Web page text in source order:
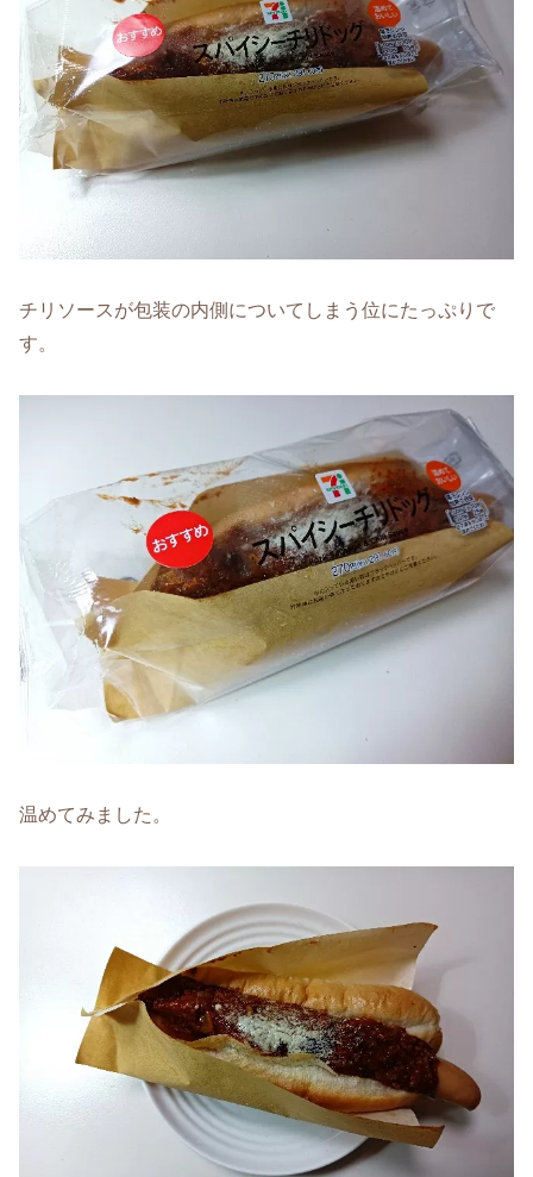
チリソースが包装の内側についてしまう位にたっぷりで
す。
温めてみました。